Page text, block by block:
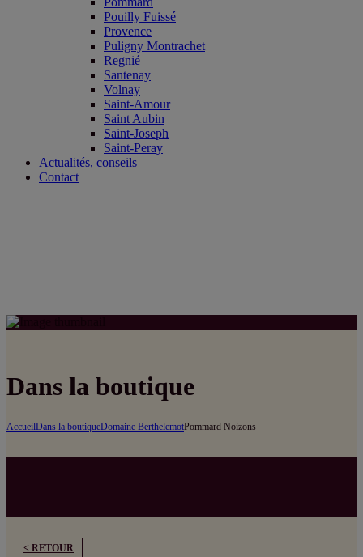
Pouilly Fuissé
Provence
Puligny Montrachet
Regnié
Santenay
Volnay
Saint-Amour
Saint Aubin
Saint-Joseph
Saint-Peray
Actualités, conseils
Contact
Dans la boutique
AccueilDans la boutiqueDomaine BerthelemotPommard Noizons
< RETOUR